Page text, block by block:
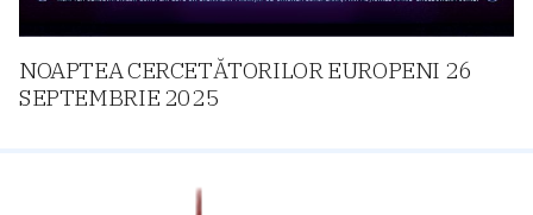
NOAPTEA CERCETĂTORILOR EUROPENI 26
SEPTEMBRIE 2025